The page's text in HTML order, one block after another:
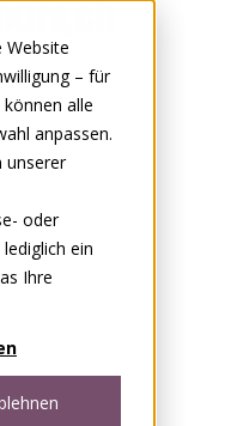
Website
– für
alle
anpassen.
unserer
oder
ein
Ihre